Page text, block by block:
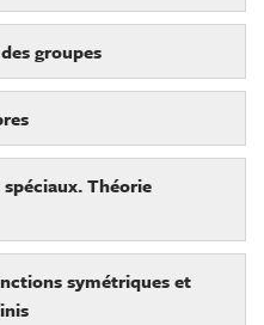
groupes
Théorie
symétriques et